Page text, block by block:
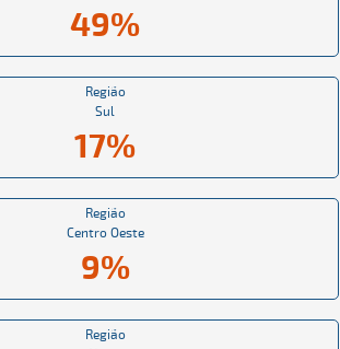
49%
Região
Sul
17%
Região
Centro Oeste
9%
Região